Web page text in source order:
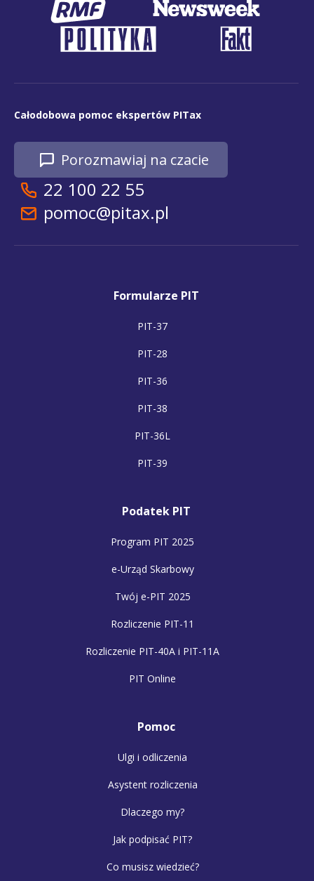
Całodobowa pomoc ekspertów PITax
Porozmawiaj na czacie
22 100 22 55
pomoc@pitax.pl
Formularze PIT
PIT-37
PIT-28
PIT-36
PIT-38
PIT-36L
PIT-39
Podatek PIT
Program PIT 2025
e-Urząd Skarbowy
Twój e-PIT 2025
Rozliczenie PIT-11
Rozliczenie PIT-40A i PIT-11A
PIT Online
Pomoc
Ulgi i odliczenia
Asystent rozliczenia
Dlaczego my?
Jak podpisać PIT?
Co musisz wiedzieć?